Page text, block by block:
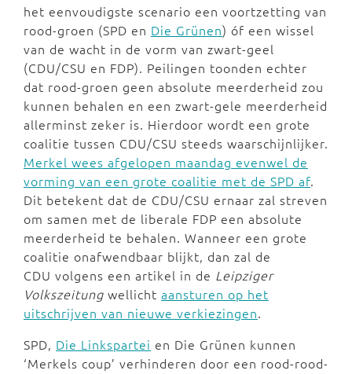
het eenvoudigste scenario een voortzetting van
rood-groen (SPD en Die Grünen) óf een wissel
van de wacht in de vorm van zwart-geel
(CDU/CSU en FDP). Peilingen toonden echter
dat rood-groen geen absolute meerderheid zou
kunnen behalen en een zwart-gele meerderheid
allerminst zeker is. Hierdoor wordt een grote
coalitie tussen CDU/CSU steeds waarschijnlijker.
Merkel wees afgelopen maandag evenwel de
vorming van een grote coalitie met de SPD af.
Dit betekent dat de CDU/CSU ernaar zal streven
om samen met de liberale FDP een absolute
meerderheid te behalen. Wanneer een grote
coalitie onafwendbaar blijkt, dan zal de
CDU volgens een artikel in de Leipziger
Volkszeitung wellicht aansturen op het
uitschrijven van nieuwe verkiezingen.
SPD, Die Linkspartei en Die Grünen kunnen
‘Merkels coup’ verhinderen door een rood-rood-